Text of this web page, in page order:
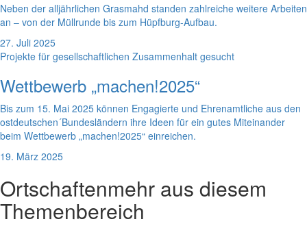
Neben der alljährlichen Grasmahd standen zahlreiche weitere Arbeiten
an – von der Müllrunde bis zum Hüpfburg-Aufbau.
27. Juli 2025
Projekte für gesellschaftlichen Zusammenhalt gesucht
Wettbewerb „machen!2025“
Bis zum 15. Mai 2025 können Engagierte und Ehrenamtliche aus den
ostdeutschen´Bundesländern ihre Ideen für ein gutes Miteinander
beim Wettbewerb „machen!2025“ einreichen.
19. März 2025
Ortschaftenmehr aus diesem
Themenbereich